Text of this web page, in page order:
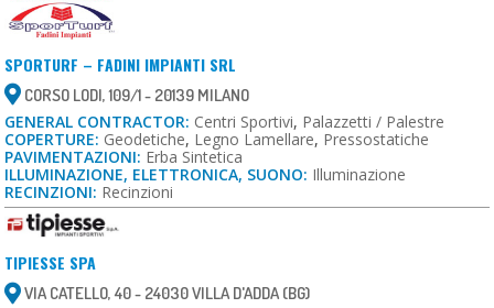
SPORTURF – FADINI IMPIANTI SRL
CORSO LODI, 109/1 - 20139 MILANO
GENERAL CONTRACTOR: Centri Sportivi, Palazzetti / Palestre
COPERTURE: Geodetiche, Legno Lamellare, Pressostatiche
PAVIMENTAZIONI: Erba Sintetica
ILLUMINAZIONE, ELETTRONICA, SUONO: Illuminazione
RECINZIONI: Recinzioni
TIPIESSE SPA
VIA CATELLO, 40 - 24030 VILLA D'ADDA (BG)